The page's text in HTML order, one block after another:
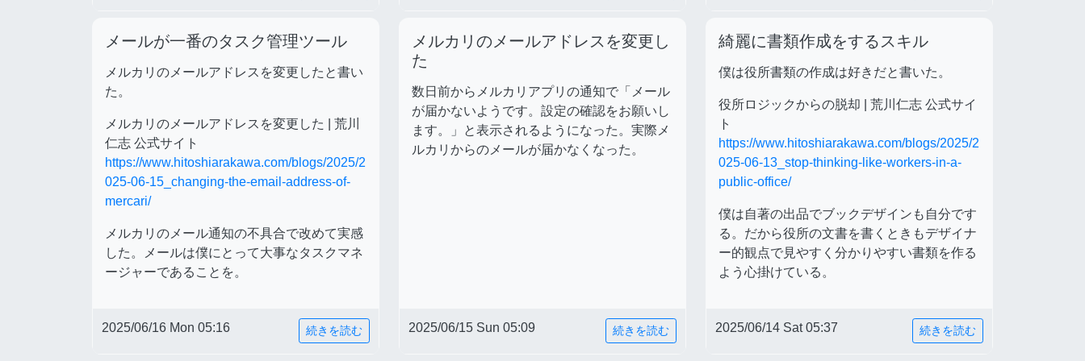
メールが一番のタスク管理ツール
メルカリのメールアドレスを変更したと書い
た。
メルカリのメールアドレスを変更した | 荒川
仁志 公式サイト
https://www.hitoshiarakawa.com/blogs/2025/2
025-06-15_changing-the-email-address-of-
mercari/
メルカリのメール通知の不具合で改めて実感
した。メールは僕にとって大事なタスクマネ
ージャーであることを。
2025/06/16 Mon 05:16 続きを読む
メルカリのメールアドレスを変更し
た
数日前からメルカリアプリの通知で「メール
が届かないようです。設定の確認をお願いし
ます。」と表示されるようになった。実際メ
ルカリからのメールが届かなくなった。
2025/06/15 Sun 05:09 続きを読む
綺麗に書類作成をするスキル
僕は役所書類の作成は好きだと書いた。
役所ロジックからの脱却 | 荒川仁志 公式サイ
ト
https://www.hitoshiarakawa.com/blogs/2025/2
025-06-13_stop-thinking-like-workers-in-a-
public-office/
僕は自著の出品でブックデザインも自分です
る。だから役所の文書を書くときもデザイナ
ー的観点で見やすく分かりやすい書類を作る
よう心掛けている。
2025/06/14 Sat 05:37 続きを読む